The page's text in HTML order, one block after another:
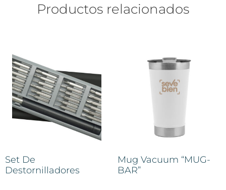
Productos relacionados
Set De
Destornilladores
Mug Vacuum “MUG-
BAR”